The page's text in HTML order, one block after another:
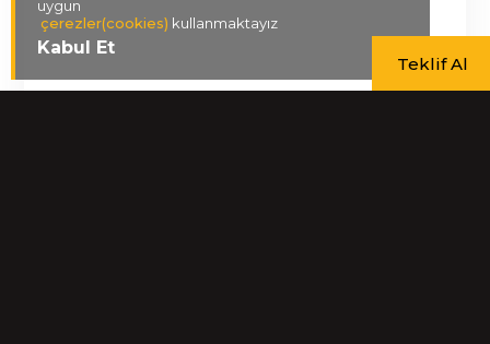
uygun
çerezler(cookies) kullanmaktayız
Kabul Et
Teklif Al